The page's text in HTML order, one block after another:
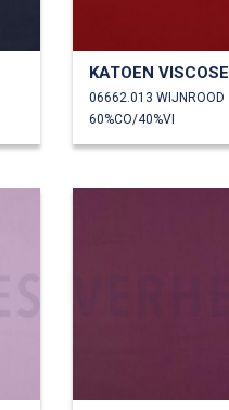
KATOEN VISCOSE
06662.013 WIJNROOD
60%CO/40%VI